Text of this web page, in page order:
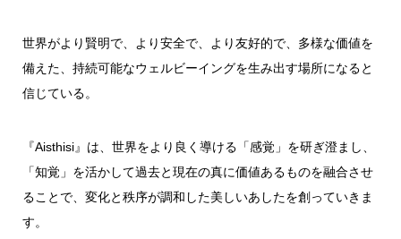
世界がより賢明で、より安全で、より友好的で、多様な価値を
備えた、 持続可能なウェルビーイングを生み出す場所になると
信じている。
『Aisthisi』は、世界をより良く導ける「感覚」を研ぎ澄まし、
「知覚」を活かして過去と現在の真に価値あるものを融合させ
ることで、 変化と秩序が調和した美しいあしたを創っていきま
す。